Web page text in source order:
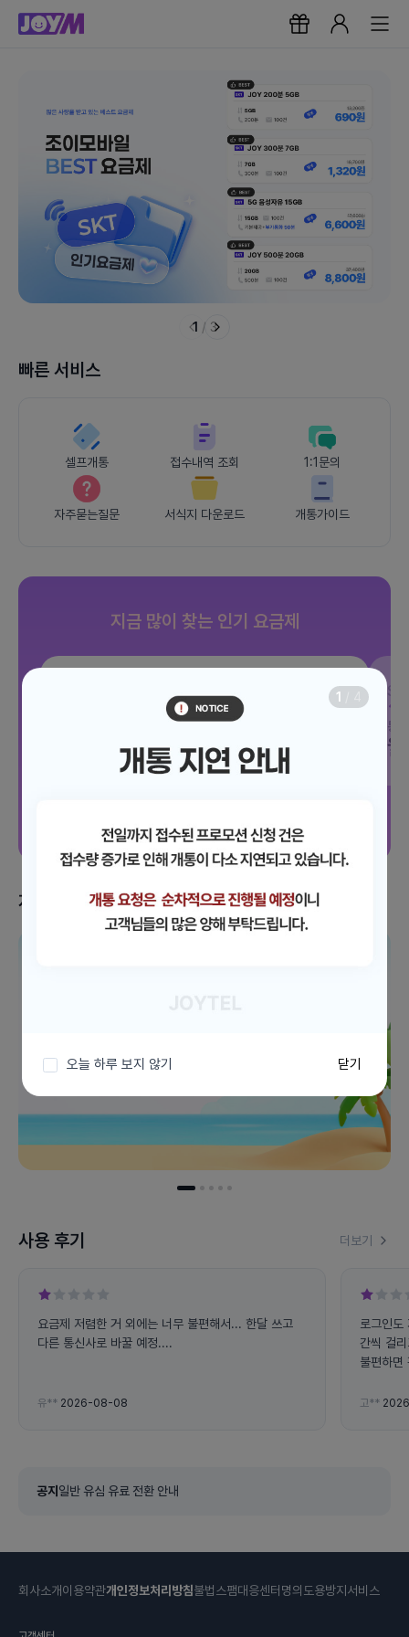
1 / 3
빠른 서비스
셀프개통 접수내역 조회 1:1문의
자주묻는질문 서식지 다운로드 개통가이드
지금 많이 찾는 인기 요금제
JOY 500분 30GB
문자 100건
월 12,100원/ 평생할인
통
사용 후기 더보기
요금제 저렴한 거 외에는 너무 불편해서... 한달 쓰고
다른 통신사로 바꿀 예정....
유** 2026-08-08
로그인도
간씩 걸
불편하면
고**
지금 받을 수 있는 혜택 이벤트 더보기
공지 일반 유심 유료 전환 안내
회사소개이용약관개인정보처리방침불법스팸대응센터 명의도용방지서비스
오늘 하루 보지 않기 닫기
1